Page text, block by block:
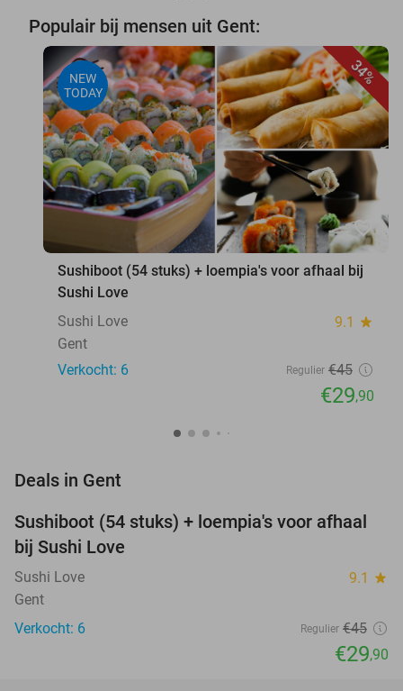
Populair bij mensen uit Gent:
34%
NEW
TODAY
favorite_border
Sushiboot (54 stuks) + loempia's voor afhaal bij
Sushi Love
Sushi Love
9.1 star
Gent
Verkocht: 6
Regulier €45
€29,90
Deals in Gent
34%
TODAY
Sushiboot (54 stuks) + loempia's voor afhaal
bij Sushi Love
Sushi Love 9.1 star
Gent
Verkocht: 6
Regulier €45
€29,90